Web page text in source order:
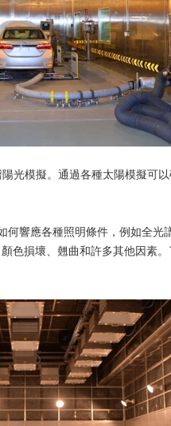
模擬。通過各種太陽模擬可
應各種照明條件，例如全光譜
色損壞、翹曲和許多其他因素